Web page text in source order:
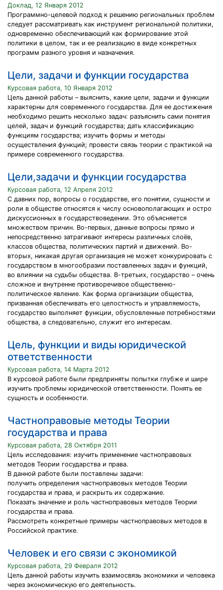
Доклад, 12 Января 2012
Программно-целевой подход к решению региональных проблем
следует рассматривать как инструмент региональной политики,
одновременно обеспечивающий как формирование этой
политики в целом, так и ее реализацию в виде конкретных
программ разного уровня и назначения.
Цели, задачи и функции государства
Курсовая работа, 10 Января 2012
Цель данной работы – выяснить, какие цели, задачи и функции
характерны для современного государства. Для ее достижения
необходимо решить несколько задач: разъяснить сами понятия
целей, задач и функций государства; дать классификацию
функциям государства; изучить формы и методы
осуществления функций; провести связь теории с практикой на
примере современного государства.
Цели,задачи и функции государства
Курсовая работа, 12 Апреля 2012
С давних пор, вопросы о государстве, его понятии, сущности и
роли в обществе относятся к числу основополагающих и остро
дискуссионных в государствоведении. Это объясняется
множеством причин. Во-первых, данные вопросы прямо и
непосредственно затрагивают интересы различных слоёв,
классов общества, политических партий и движений. Во-
вторых, никакая другая организация не может конкурировать с
государством в многообразии поставленных задач и функций,
во влиянии на судьбы общества. В-третьих, государство – очень
сложное и внутренне противоречивое общественно-
политическое явление. Как форма организации общества,
призванная обеспечивать его целостность и управляемость,
государство выполняет функции, обусловленные потребностями
общества, а следовательно, служит его интересам.
Цель, функции и виды юридической
ответственности
Курсовая работа, 14 Марта 2012
В курсовой работе были предприняты попытки глубже и шире
изучить проблемы юридической ответственности. Понять ее
сущность и особенности.
Частноправовые методы Теории
государства и права
Курсовая работа, 28 Октября 2011
Цель исследования: изучить применение частноправовых
методов Теории государства и права.
В данной работе были поставлены задачи:
получить определения частноправовых методов Теории
государства и права, и раскрыть их содержание.
Показать значение и роль частноправовых методов Теории
государства и права.
Рассмотреть конкретные примеры частноправовых методов в
Российской практике.
Человек и его связи с экономикой
Курсовая работа, 29 Февраля 2012
Цель данной работы изучить взаимосвязь экономики и человека
через экономическую его деятельность.